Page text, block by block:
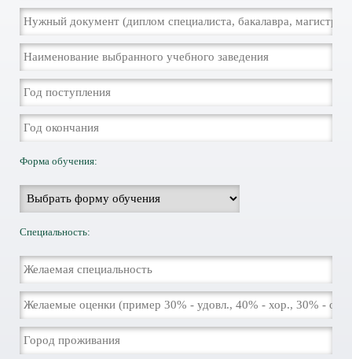
Форма обучения:
Специальность: